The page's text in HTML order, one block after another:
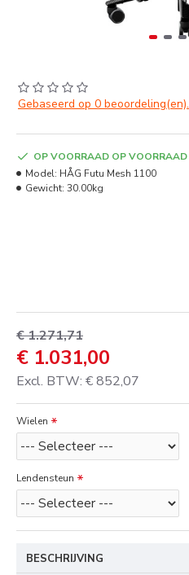
Gebaseerd op 0 beoordeling(en).
€ 1.031,00
€ 1.271,71
Excl. BTW: € 852,07
OP VOORRAAD OP VOORRAAD
Model: HÅG Futu Mesh 1100
Gewicht: 30.00kg
Wielen
Lendensteun
BESCHRIJVING